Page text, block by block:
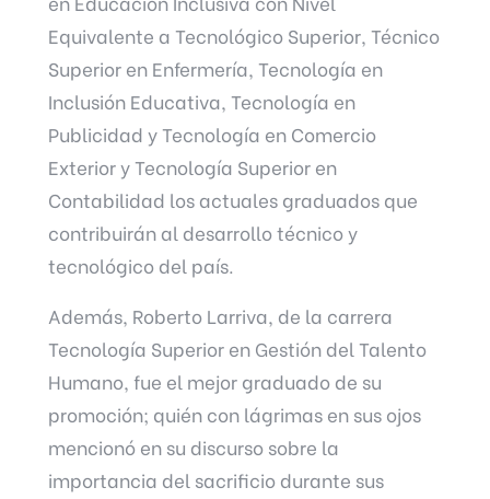
Equivalente a Tecnológico Superior, Técnico
Superior en Enfermería, Tecnología en
Inclusión Educativa, Tecnología en
Publicidad y Tecnología en Comercio
Exterior y Tecnología Superior en
Contabilidad los actuales graduados que
contribuirán al desarrollo técnico y
tecnológico del país.
Además, Roberto Larriva, de la carrera
Tecnología Superior en Gestión del Talento
Humano, fue el mejor graduado de su
promoción; quién con lágrimas en sus ojos
mencionó en su discurso sobre la
importancia del sacrificio durante sus